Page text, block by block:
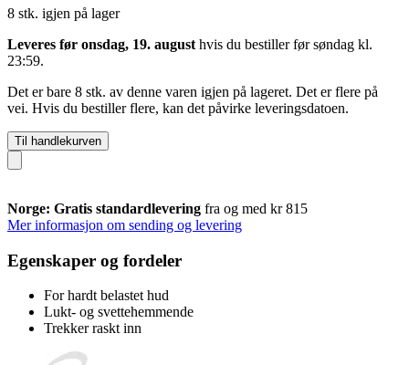
8 stk. igjen på lager
Leveres før onsdag, 19. august hvis du bestiller førsøndag kl.
23:59.
Det er bare 8 stk. av denne varen igjen på lageret. Det er flere på
vei. Hvis du bestiller flere, kan det påvirke leveringsdatoen.
Til handlekurven
Norge: Gratis standardlevering fra og med kr 815
Mer informasjon om sending og levering
Egenskaper og fordeler
For hardt belastet hud
Lukt- og svettehemmende
Trekker raskt inn